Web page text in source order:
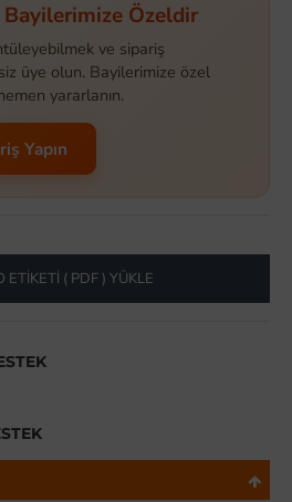
Bayilerimize Özeldir
ve sipariş
üye olun. Bayilerimize özel
yararlanın.
Yapın
ETIKETI ( PDF ) YÜKLE